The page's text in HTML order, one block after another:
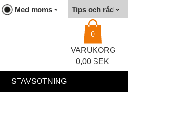
0
VARUKORG
0,00 SEK
Med moms Tips och råd
STAVSOTNING